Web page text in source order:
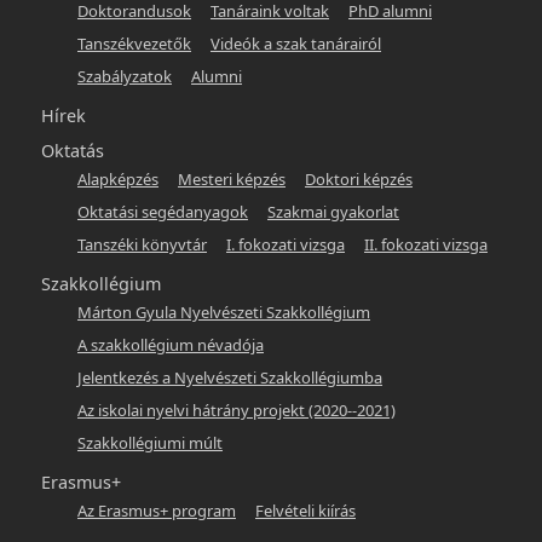
hunlang
Doktorandusok
Tanáraink voltak
PhD alumni
Tanszékvezetők
Videók a szak tanárairól
Szabályzatok
Alumni
Hírek
Oktatás
Alapképzés Mesteri képzés
Doktori képzés
Oktatási segédanyagok
Szakmai gyakorlat
Tanszéki könyvtár
I. fokozati vizsga II. fokozati vizsga
Szakkollégium
Márton Gyula Nyelvészeti Szakkollégium
A szakkollégium névadója
Jelentkezés a Nyelvészeti Szakkollégiumba
Az iskolai nyelvi hátrány projekt (2020--2021)
Szakkollégiumi múlt
Erasmus+
Az Erasmus+ program Felvételi kiírás